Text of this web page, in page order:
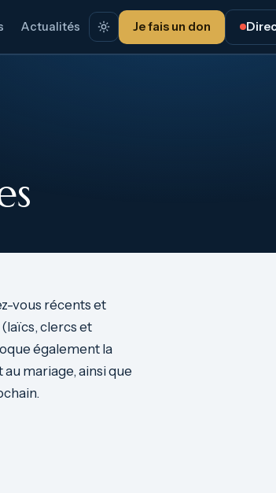
Actualités Je fais un don
vous récents et
clercs et
également la
mariage, ainsi que